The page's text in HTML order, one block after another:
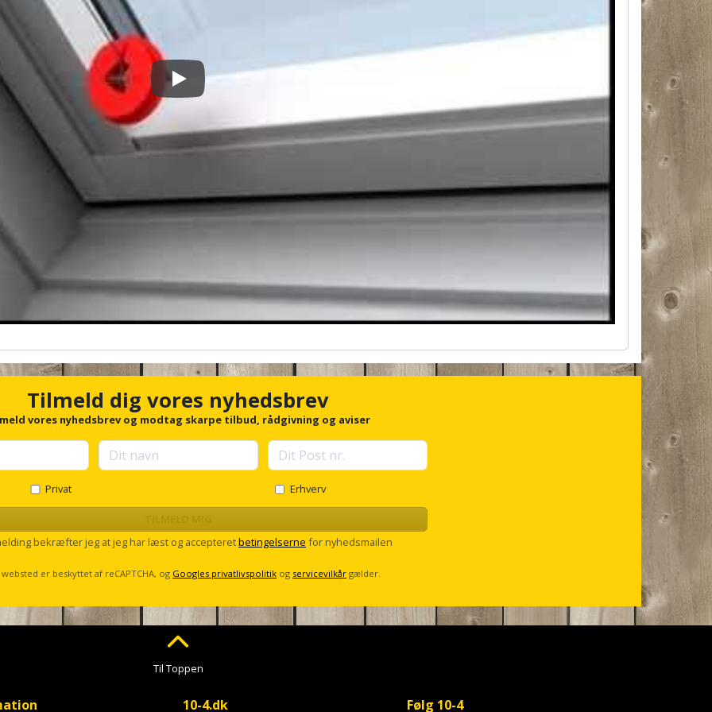
cm SK08
1.011,00 kr.
134x140
cm UK08
Sort
Play
Tilmeld dig vores nyhedsbrev
vores nyhedsbrev og modtag skarpe tilbud, rådgivning og aviser
Privat Erhverv
bekræfter jeg at jeg har læst og accepteretbetingelserne for nyhedsmailen
er beskyttet af reCAPTCHA, og Googles privatlivspolitik og servicevilkår gælder.
Til Toppen
10-4.dk Følg 10-4